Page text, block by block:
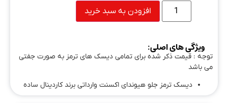
افزودن به سبد خرید
ویژگی های اصلی:
توجه : قیمت ذکر شده برای تمامی دیسک های ترمز به صورت جفتی
می باشد
دیسک ترمز جلو هیوندای اکسنت وارداتی برند کاردینال ساده